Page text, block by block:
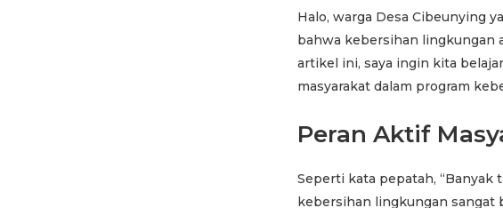
Halo, warga Desa Cibeunying
bahwa kebersihan lingkungan
artikel ini, saya ingin kita
masyarakat dalam program
Peran Aktif
Seperti kata pepatah, “Banyak
kebersihan lingkungan sangat